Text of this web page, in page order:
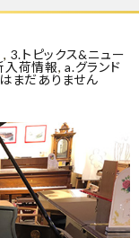
, 3.トピックス&ニュー
入荷情報,a.グランド
まだありません